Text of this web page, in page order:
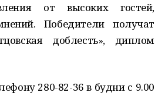
от высоких гостей,
Победители получат
доблесть», диплом
280-82-36 в будни с 9.00